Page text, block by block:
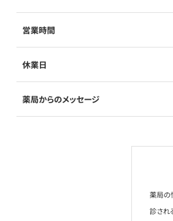
営業時間
休業日
薬局からのメッセージ
薬局の
診され